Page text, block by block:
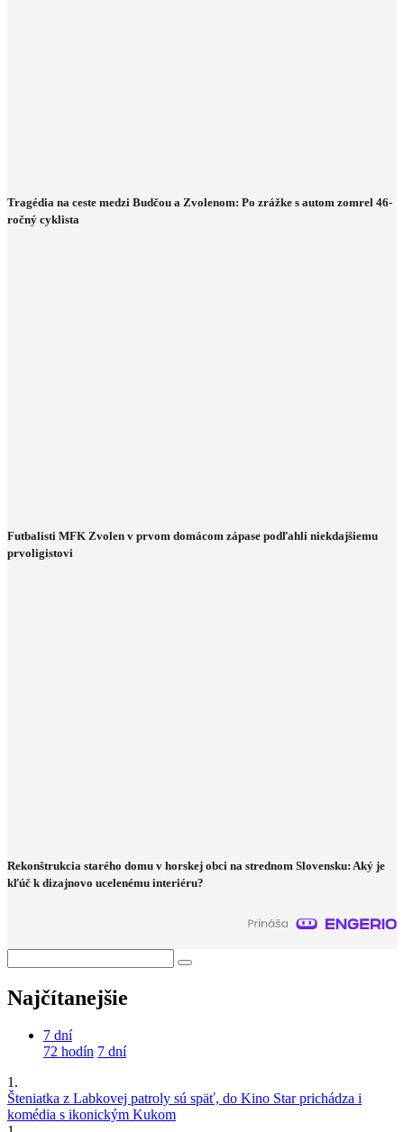
Tragédia na ceste medzi Budčou a Zvolenom: Po zrážke s autom zomrel 46-
ročný cyklista
Futbalisti MFK Zvolen v prvom domácom zápase podľahli niekdajšiemu
prvoligistovi
Rekonštrukcia starého domu v horskej obci na strednom Slovensku: Aký je
kľúč k dizajnovo ucelenému interiéru?
Najčítanejšie
7 dní
72 hodín 7 dní
1.
Šteniatka z Labkovej patroly sú späť, do Kino Star prichádza i
komédia s ikonickým Kukom